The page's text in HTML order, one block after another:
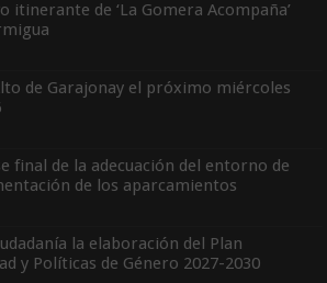
itinerante de ‘La Gomera Acompaña’
de Garajonay el próximo miércoles
final de la adecuación del entorno de
de los aparcamientos
la elaboración del Plan
y Políticas de Género 2027-2030